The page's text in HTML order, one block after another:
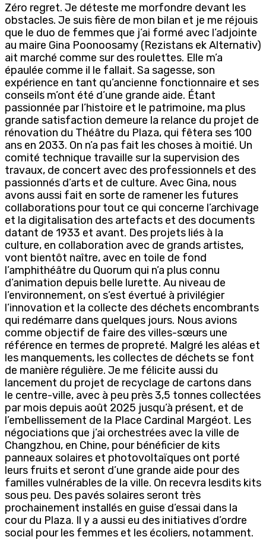
Zéro regret. Je déteste me morfondre devant les
obstacles. Je suis fière de mon bilan et je me réjouis
que le duo de femmes que j’ai formé avec l’adjointe
au maire Gina Poonoosamy (Rezistans ek Alternativ)
ait marché comme sur des roulettes. Elle m’a
épaulée comme il le fallait. Sa sagesse, son
expérience en tant qu’ancienne fonctionnaire et ses
conseils m’ont été d’une grande aide. Étant
passionnée par l’histoire et le patrimoine, ma plus
grande satisfaction demeure la relance du projet de
rénovation du Théâtre du Plaza, qui fêtera ses 100
ans en 2033. On n’a pas fait les choses à moitié. Un
comité technique travaille sur la supervision des
travaux, de concert avec des professionnels et des
passionnés d’arts et de culture. Avec Gina, nous
avons aussi fait en sorte de ramener les futures
collaborations pour tout ce qui concerne l’archivage
et la digitalisation des artefacts et des documents
datant de 1933 et avant. Des projets liés à la
culture, en collaboration avec de grands artistes,
vont bientôt naître, avec en toile de fond
l’amphithéâtre du Quorum qui n’a plus connu
d’animation depuis belle lurette. Au niveau de
l’environnement, on s’est évertué à privilégier
l’innovation et la collecte des déchets encombrants
qui redémarre dans quelques jours. Nous avions
comme objectif de faire des villes-sœurs une
référence en termes de propreté. Malgré les aléas et
les manquements, les collectes de déchets se font
de manière régulière. Je me félicite aussi du
lancement du projet de recyclage de cartons dans
le centre-ville, avec à peu près 3,5 tonnes collectées
par mois depuis août 2025 jusqu’à présent, et de
l’embellissement de la Place Cardinal Margéot. Les
négociations que j’ai orchestrées avec la ville de
Changzhou, en Chine, pour bénéficier de kits
panneaux solaires et photovoltaïques ont porté
leurs fruits et seront d’une grande aide pour des
familles vulnérables de la ville. On recevra lesdits kits
sous peu. Des pavés solaires seront très
prochainement installés en guise d’essai dans la
cour du Plaza. Il y a aussi eu des initiatives d’ordre
social pour les femmes et les écoliers, notamment.